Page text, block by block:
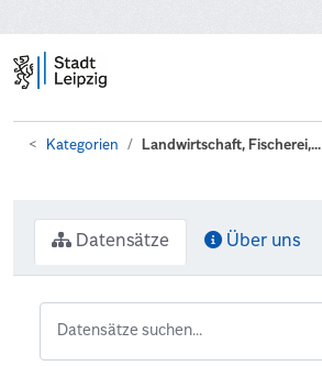
Kategorien Landwirtschaft, Fischerei,...
Datensätze Über uns